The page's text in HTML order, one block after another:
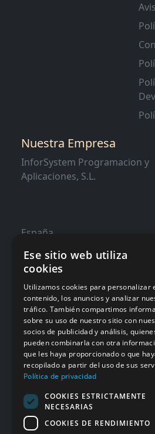
Nuestra Empresa
InforSystem Programacion y
Aplicaciones, S.L.
España
Suscribete a nuestro
Te informaremos de ofertas
Email
Subscribir
Aceptar Politica de
© 2026 InforSystem
Ese sitio web utiliza
cookies
Utilizamos cookies para personalizar
contenido, los anuncios y analizar
tráfico. También compartimos
sobre su uso de nuestro sitio con
socios de publicidad y análisis,
pueden combinarla con otra
que les haya proporcionado o que
recopilado a partir del uso de sus
Política de privacidad
COOKIES ESTRICTAMENTE
NECESARIAS
COOKIES DE RENDIMIENTO